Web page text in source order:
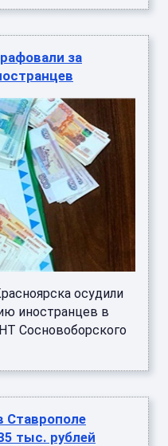
за
осудили
иностранцев в
Сосновоборского
Ставрополе
тыс. рублей